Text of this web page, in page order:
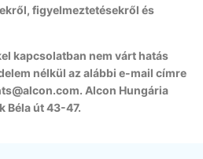
figyelmeztetésekről és
kapcsolatban nem várt hatás
nélkül az alábbi e-mail címre
Alcon Hungária
Béla út 43-47.